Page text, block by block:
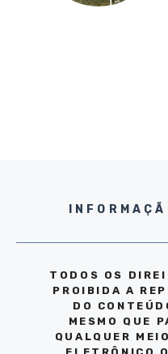
TODOS OS
PROIBIDA A
DO
MESMO QUE
QUALQUER